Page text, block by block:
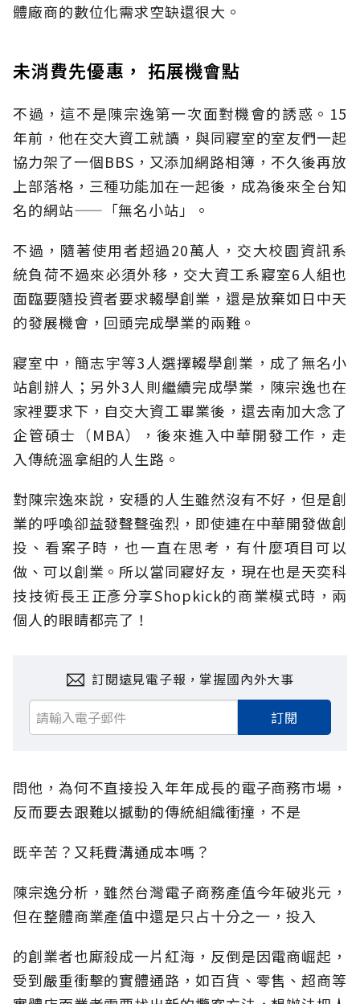
體廠商的數位化需求空缺還很大。
未消費先優惠， 拓展機會點
不過，這不是陳宗逸第一次面對機會的誘惑。15
年前，他在交大資工就讀，與同寢室的室友們一起
協力架了一個BBS，又添加網路相簿，不久後再放
上部落格，三種功能加在一起後，成為後來全台知
名的網站——「無名小站」。
不過，隨著使用者超過20萬人，交大校園資訊系
統負荷不過來必須外移，交大資工系寢室6人組也
面臨要隨投資者要求輟學創業，還是放棄如日中天
的發展機會，回頭完成學業的兩難。
寢室中，簡志宇等3人選擇輟學創業，成了無名小
站創辦人；另外3人則繼續完成學業，陳宗逸也在
家裡要求下，自交大資工畢業後，還去南加大念了
企管碩士（MBA），後來進入中華開發工作，走
入傳統溫拿組的人生路。
對陳宗逸來說，安穩的人生雖然沒有不好，但是創
業的呼喚卻益發聲聲強烈，即使連在中華開發做創
投、看案子時，也一直在思考，有什麼項目可以
做、可以創業。所以當同寢好友，現在也是天奕科
技技術長王正彥分享Shopkick的商業模式時，兩
個人的眼睛都亮了！
訂閱遠見電子報，掌握國內外大事
訂閱
問他，為何不直接投入年年成長的電子商務市場，
反而要去跟難以撼動的傳統組織衝撞，不是
既辛苦？又耗費溝通成本嗎？
陳宗逸分析，雖然台灣電子商務產值今年破兆元，
但在整體商業產值中還是只占十分之一，投入
的創業者也廝殺成一片紅海，反倒是因電商崛起，
受到嚴重衝擊的實體通路，如百貨、零售、超商等